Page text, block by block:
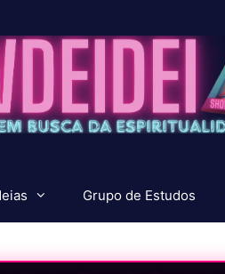
Grupo de Estudos